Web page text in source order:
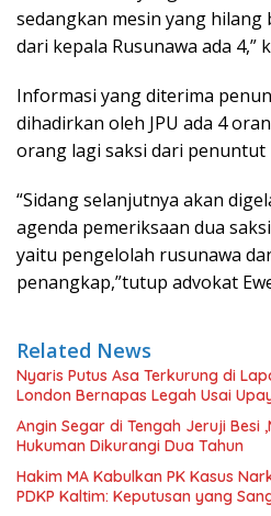
sedangkan mesin yang hilang
dari kepala Rusunawa ada 4,”
Informasi yang diterima
dihadirkan oleh JPU ada 4
orang lagi saksi dari penuntut
“Sidang selanjutnya akan
agenda pemeriksaan dua
yaitu pengelolah rusunawa
penangkap,”tutup advokat
Related News
Nyaris Putus Asa Terkurung di
London Bernapas Legah Usai
Angin Segar di Tengah Jeruji Besi
Hukuman Dikurangi Dua Tahun
Hakim MA Kabulkan PK Kasus
PDKP Kaltim: Keputusan yang